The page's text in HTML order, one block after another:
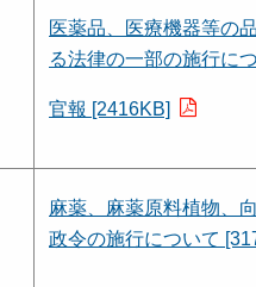
医薬品、医療機器等の
る法律の一部の施行に
官報 [2416KB]
麻薬、麻薬原料植物、
政令の施行について